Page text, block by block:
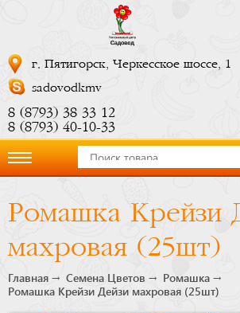
г. Пятигорск, Черкесское шоссе, 1
sadovodkmv
8 (8793) 38 33 12
8 (8793) 40-10-33
компании
Новости
Купить
Ромашка Крейзи
махровая (25шт)
Главная Семена Цветов
Ромашка
Ромашка Крейзи Дейзи махровая (25шт)